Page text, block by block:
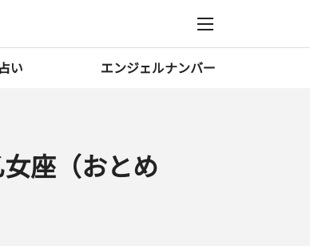
い エンジェルナンバー
女座（おとめ